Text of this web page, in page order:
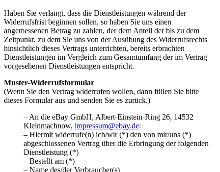
Haben Sie verlangt, dass die Dienstleistungen während der
Widerrufsfrist beginnen sollen, so haben Sie uns einen
angemessenen Betrag zu zahlen, der dem Anteil der bis zu dem
Zeitpunkt, zu dem Sie uns von der Ausübung des Widerrufsrechts
hinsichtlich dieses Vertrags unterrichten, bereits erbrachten
Dienstleistungen im Vergleich zum Gesamtumfang der im Vertrag
vorgesehenen Dienstleistungen entspricht.
Muster-Widerrufsformular
(Wenn Sie den Vertrag widerrufen wollen, dann füllen Sie bitte
dieses Formular aus und senden Sie es zurück.)
– An die eBay GmbH, Albert-Einstein-Ring 26, 14532
Kleinmachnow, impressum@ebay.de:
– Hiermit widerrufe(n) ich/wir (*) den von mir/uns (*)
abgeschlossenen Vertrag über die Erbringung der folgenden
Dienstleistung (*)
– Bestellt am (*)
– Name des/der Verbraucher(s)